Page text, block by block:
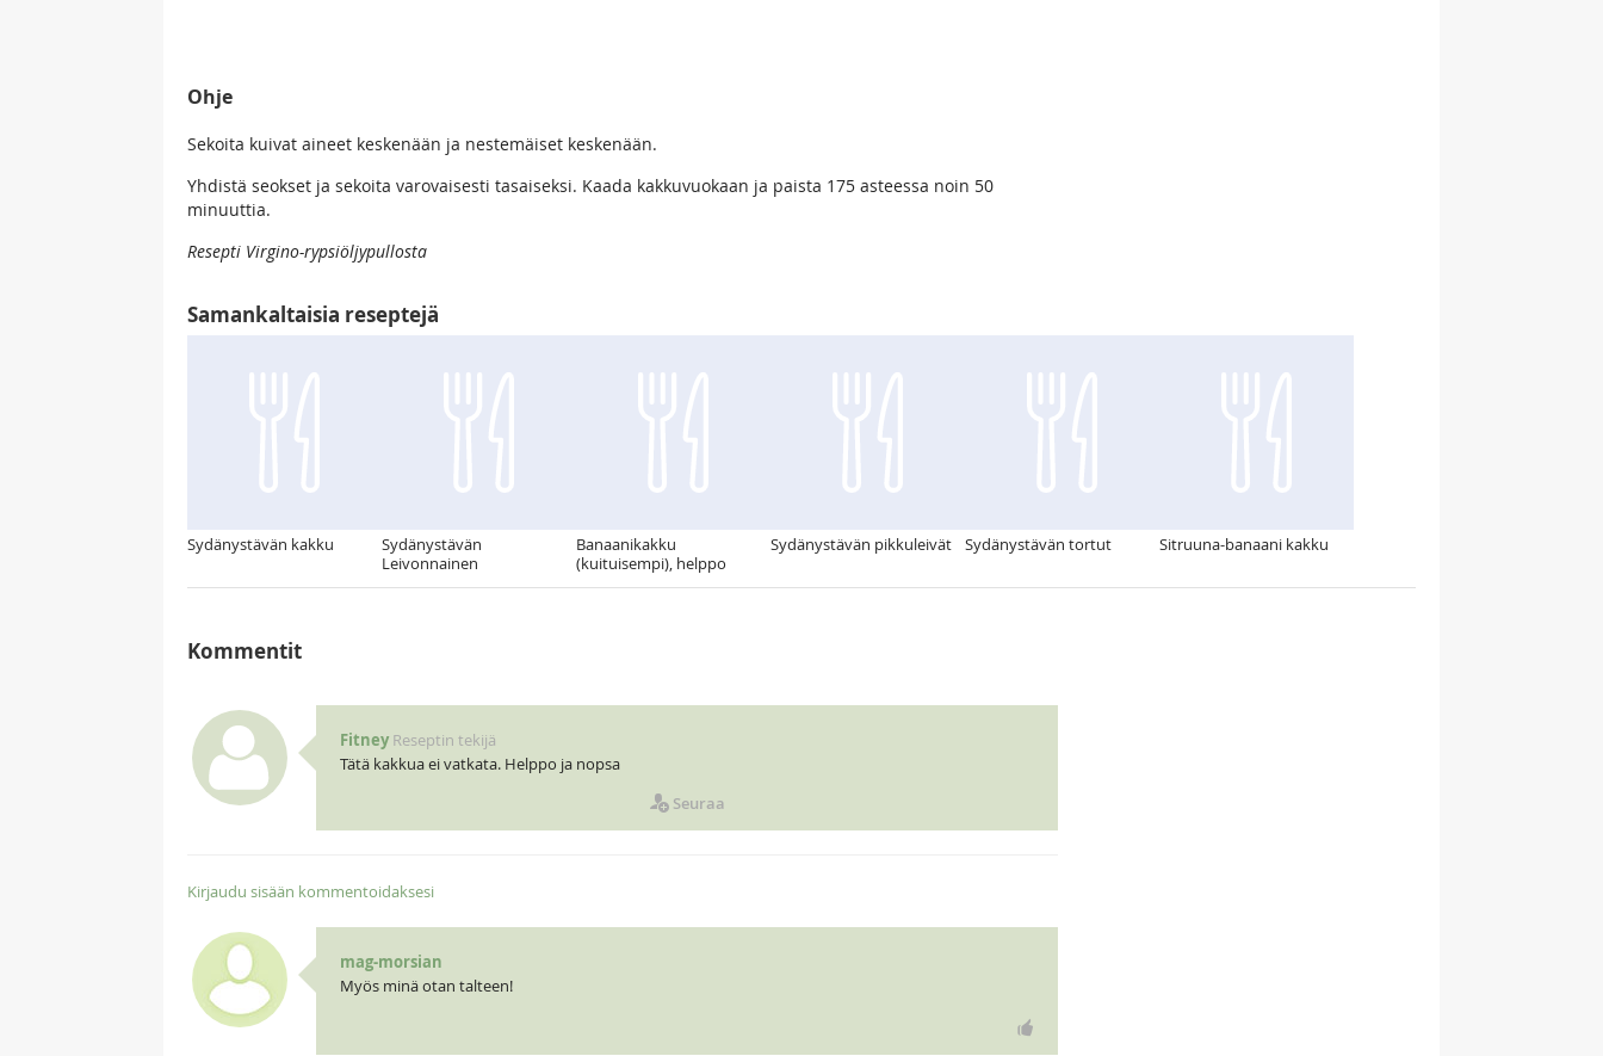
Ohje
Sekoita kuivat aineet keskenään ja nestemäiset keskenään.
Yhdistä seokset ja sekoita varovaisesti tasaiseksi. Kaada kakkuvuokaan ja paista 175 asteessa noin 50
minuuttia.
Resepti Virgino-rypsiöljypullosta
Samankaltaisia reseptejä
Sydänystävän kakku
Sydänystävän
Leivonnainen
Banaanikakku
(kuituisempi), helppo
Sydänystävän pikkuleivät Sydänystävän tortut Sitruuna-banaani kakku
Kommentit
Fitney Reseptin tekijä
Tätä kakkua ei vatkata. Helppo ja nopsa
Seuraa
Kirjaudu sisään kommentoidaksesi
mag-morsian
Myös minä otan talteen!